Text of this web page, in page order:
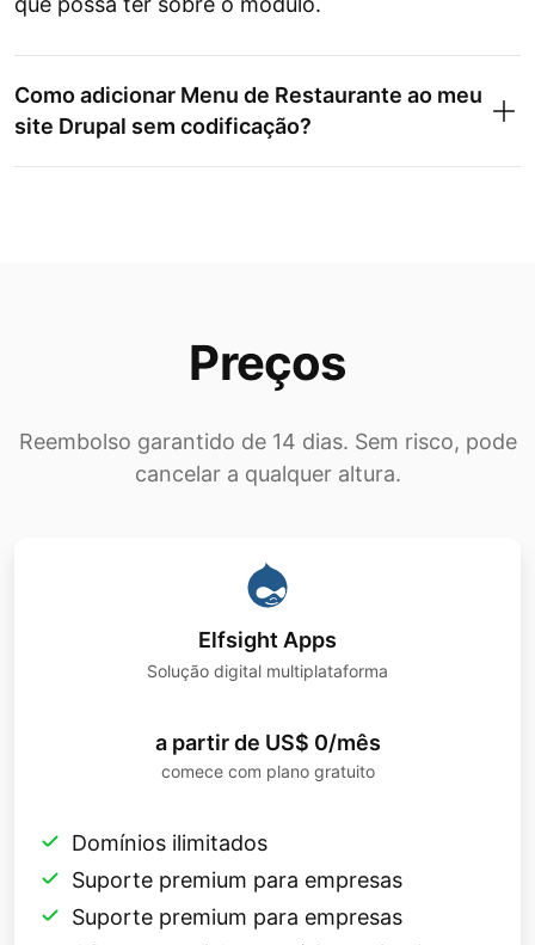
Como adicionar Menu de Restaurante ao meu
site Drupal sem codificação?
Preços
Reembolso garantido de 14 dias. Sem risco, pode
cancelar a qualquer altura.
Elfsight Apps
Solução digital multiplataforma
a partir de US$ 0/mês
comece com plano gratuito
Domínios ilimitados
Suporte premium para empresas
Suporte premium para empresas